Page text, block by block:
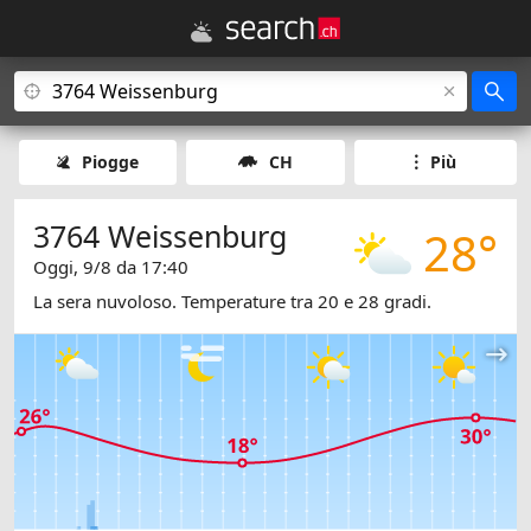
Piogge CH Più
28°
3764 Weissenburg
Oggi, 9/8 da 17:40
La sera nuvoloso. Temperature tra 20 e 28 gradi.